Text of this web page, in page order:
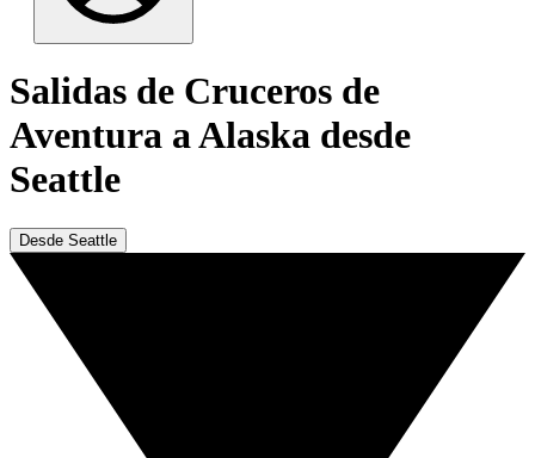
Salidas de Cruceros de
Aventura a Alaska desde
Seattle
Desde Seattle